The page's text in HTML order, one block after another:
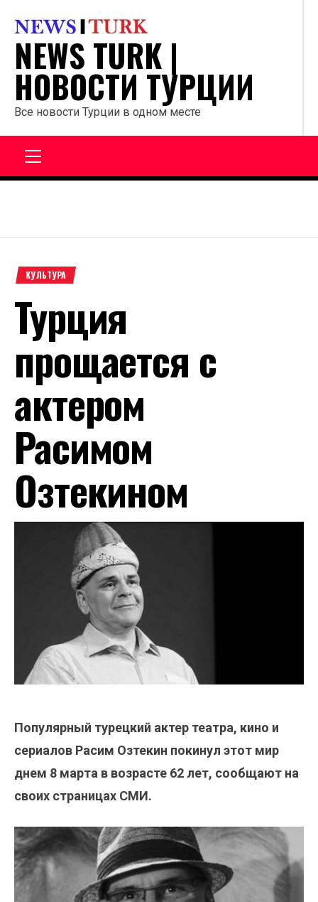
содержанию
NEWS TURK |
НОВОСТИ ТУРЦИИ
Все новости Турции в одном месте
КУЛЬТУРА
Турция
прощается с
актером
Расимом
Озтекином
Популярный турецкий актер театра, кино и
сериалов Расим Озтекин покинул этот мир
днем 8 марта в возрасте 62 лет, сообщают на
своих страницах СМИ.